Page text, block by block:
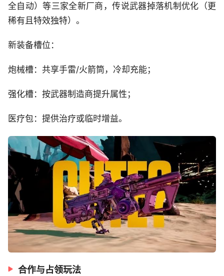
全自动）等三家全新厂商，传说武器掉落机制优化（更
稀有且特效独特）。
新装备槽位：
炮械槽：共享手雷/火箭筒，冷却充能；
强化槽：按武器制造商提升属性；
医疗包：提供治疗或临时增益。
合作与占领玩法